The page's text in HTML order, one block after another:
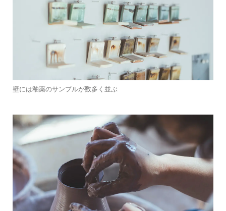
壁には釉薬のサンプルが数多く並ぶ